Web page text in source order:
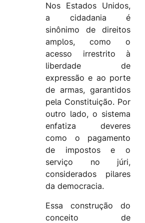
Nos Estados Unidos,
a cidadania é
sinônimo de direitos
amplos, como o
acesso irrestrito à
liberdade de
expressão e ao porte
de armas, garantidos
pela Constituição. Por
outro lado, o sistema
enfatiza deveres
como o pagamento
de impostos e o
serviço no júri,
considerados pilares
da democracia.
Essa construção do
conceito de